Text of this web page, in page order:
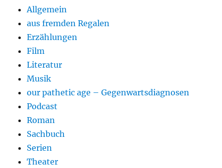
Allgemein
aus fremden Regalen
Erzählungen
Film
Literatur
Musik
our pathetic age – Gegenwartsdiagnosen
Podcast
Roman
Sachbuch
Serien
Theater